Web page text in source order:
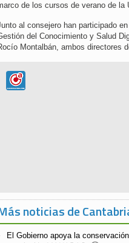
de los cursos de verano de la
al consejero han participado
del Conocimiento y Salud
Montalbán, ambos directores
noticias de
El Gobierno apoya la